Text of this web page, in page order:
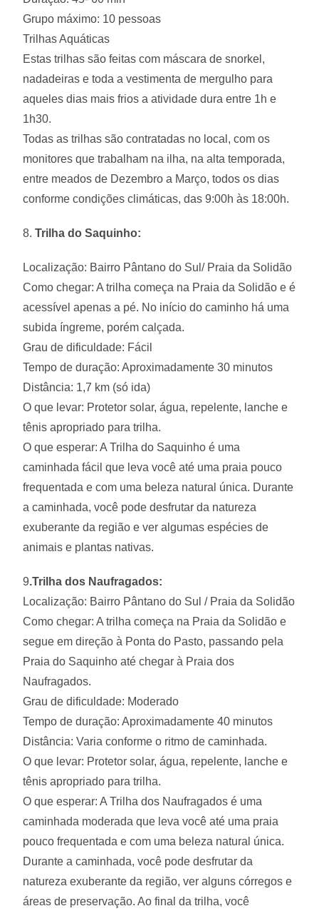
Grupo máximo: 10 pessoas
Trilhas Aquáticas
Estas trilhas são feitas com máscara de snorkel,
nadadeiras e toda a vestimenta de mergulho para
aqueles dias mais frios a atividade dura entre 1h e
1h30.
Todas as trilhas são contratadas no local, com os
monitores que trabalham na ilha, na alta temporada,
entre meados de Dezembro a Março, todos os dias
conforme condições climáticas, das 9:00h às 18:00h.
8. Trilha do Saquinho:
Localização: Bairro Pântano do Sul/ Praia da Solidão
Como chegar: A trilha começa na Praia da Solidão e é
acessível apenas a pé. No início do caminho há uma
subida íngreme, porém calçada.
Grau de dificuldade: Fácil
Tempo de duração: Aproximadamente 30 minutos
Distância: 1,7 km (só ida)
O que levar: Protetor solar, água, repelente, lanche e
tênis apropriado para trilha.
O que esperar: A Trilha do Saquinho é uma
caminhada fácil que leva você até uma praia pouco
frequentada e com uma beleza natural única. Durante
a caminhada, você pode desfrutar da natureza
exuberante da região e ver algumas espécies de
animais e plantas nativas.
9.Trilha dos Naufragados:
Localização: Bairro Pântano do Sul / Praia da Solidão
Como chegar: A trilha começa na Praia da Solidão e
segue em direção à Ponta do Pasto, passando pela
Praia do Saquinho até chegar à Praia dos
Naufragados.
Grau de dificuldade: Moderado
Tempo de duração: Aproximadamente 40 minutos
Distância: Varia conforme o ritmo de caminhada.
O que levar: Protetor solar, água, repelente, lanche e
tênis apropriado para trilha.
O que esperar: A Trilha dos Naufragados é uma
caminhada moderada que leva você até uma praia
pouco frequentada e com uma beleza natural única.
Durante a caminhada, você pode desfrutar da
natureza exuberante da região, ver alguns córregos e
áreas de preservação. Ao final da trilha, você